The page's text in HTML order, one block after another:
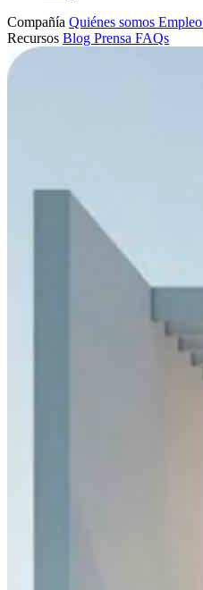
Compañía Quiénes somos Empleo
Recursos Blog Prensa FAQs